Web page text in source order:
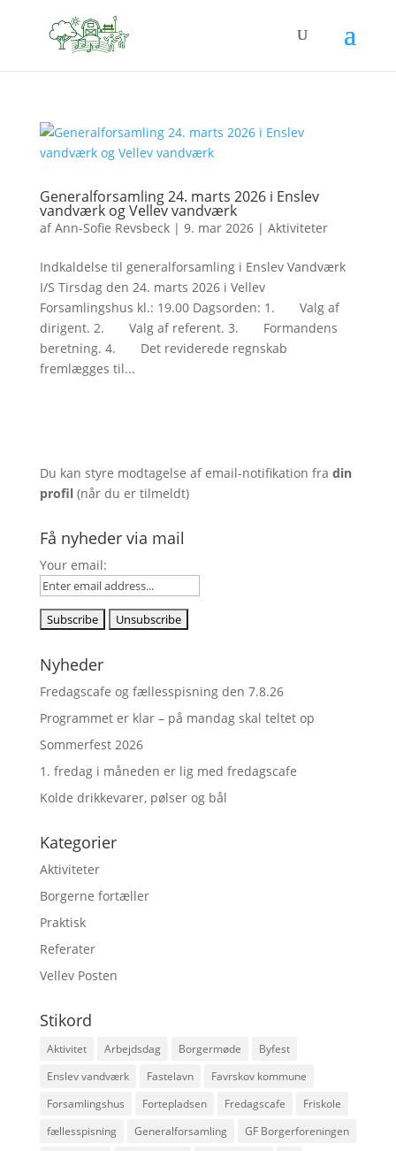
Generalforsamling 24. marts 2026 i Enslev
vandværk og Vellev vandværk
afAnn-Sofie Revsbeck| 9. mar 2026| Aktiviteter
Indkaldelse til generalforsamling i Enslev Vandværk
I/S Tirsdag den 24. marts 2026 i Vellev
Forsamlingshus kl.: 19.00 Dagsorden: 1. Valg af
dirigent. 2. Valg af referent. 3. Formandens
beretning. 4. Det reviderede regnskab
fremlægges til...
Du kan styre modtagelse af email-notifikation fra din
profil(når du er tilmeldt)
Få nyheder via mail
Your email:
Nyheder
Fredagscafe og fællesspisning den 7.8.26
Programmet er klar – på mandag skal teltet op
Sommerfest 2026
1. fredag i måneden er lig med fredagscafe
Kolde drikkevarer, pølser og bål
Kategorier
Aktiviteter
Borgerne fortæller
Praktisk
Referater
Vellev Posten
Stikord
Aktivitet Arbejdsdag Borgermøde
Byfest
Enslev vandværk
Fastelavn
Favrskov kommune
Forsamlingshus
Fortepladsen Fredagscafe
Friskole
fællesspisning
Generalforsamling
GF Borgerforeningen